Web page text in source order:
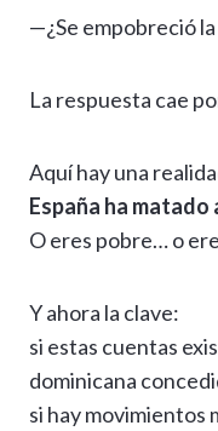
—¿Se empobreció
La respuesta cae
Aquí hay una
España ha matado
O eres pobre… o
Y ahora la clave:
si estas cuentas
dominicana
si hay movimientos